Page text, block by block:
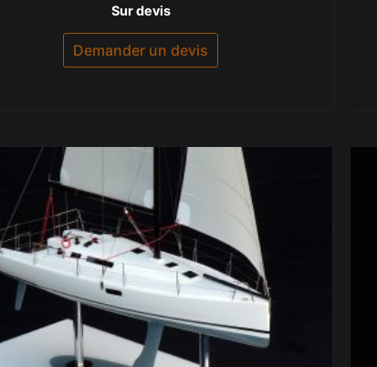
Note
sur
Sur devis
Demander un devis